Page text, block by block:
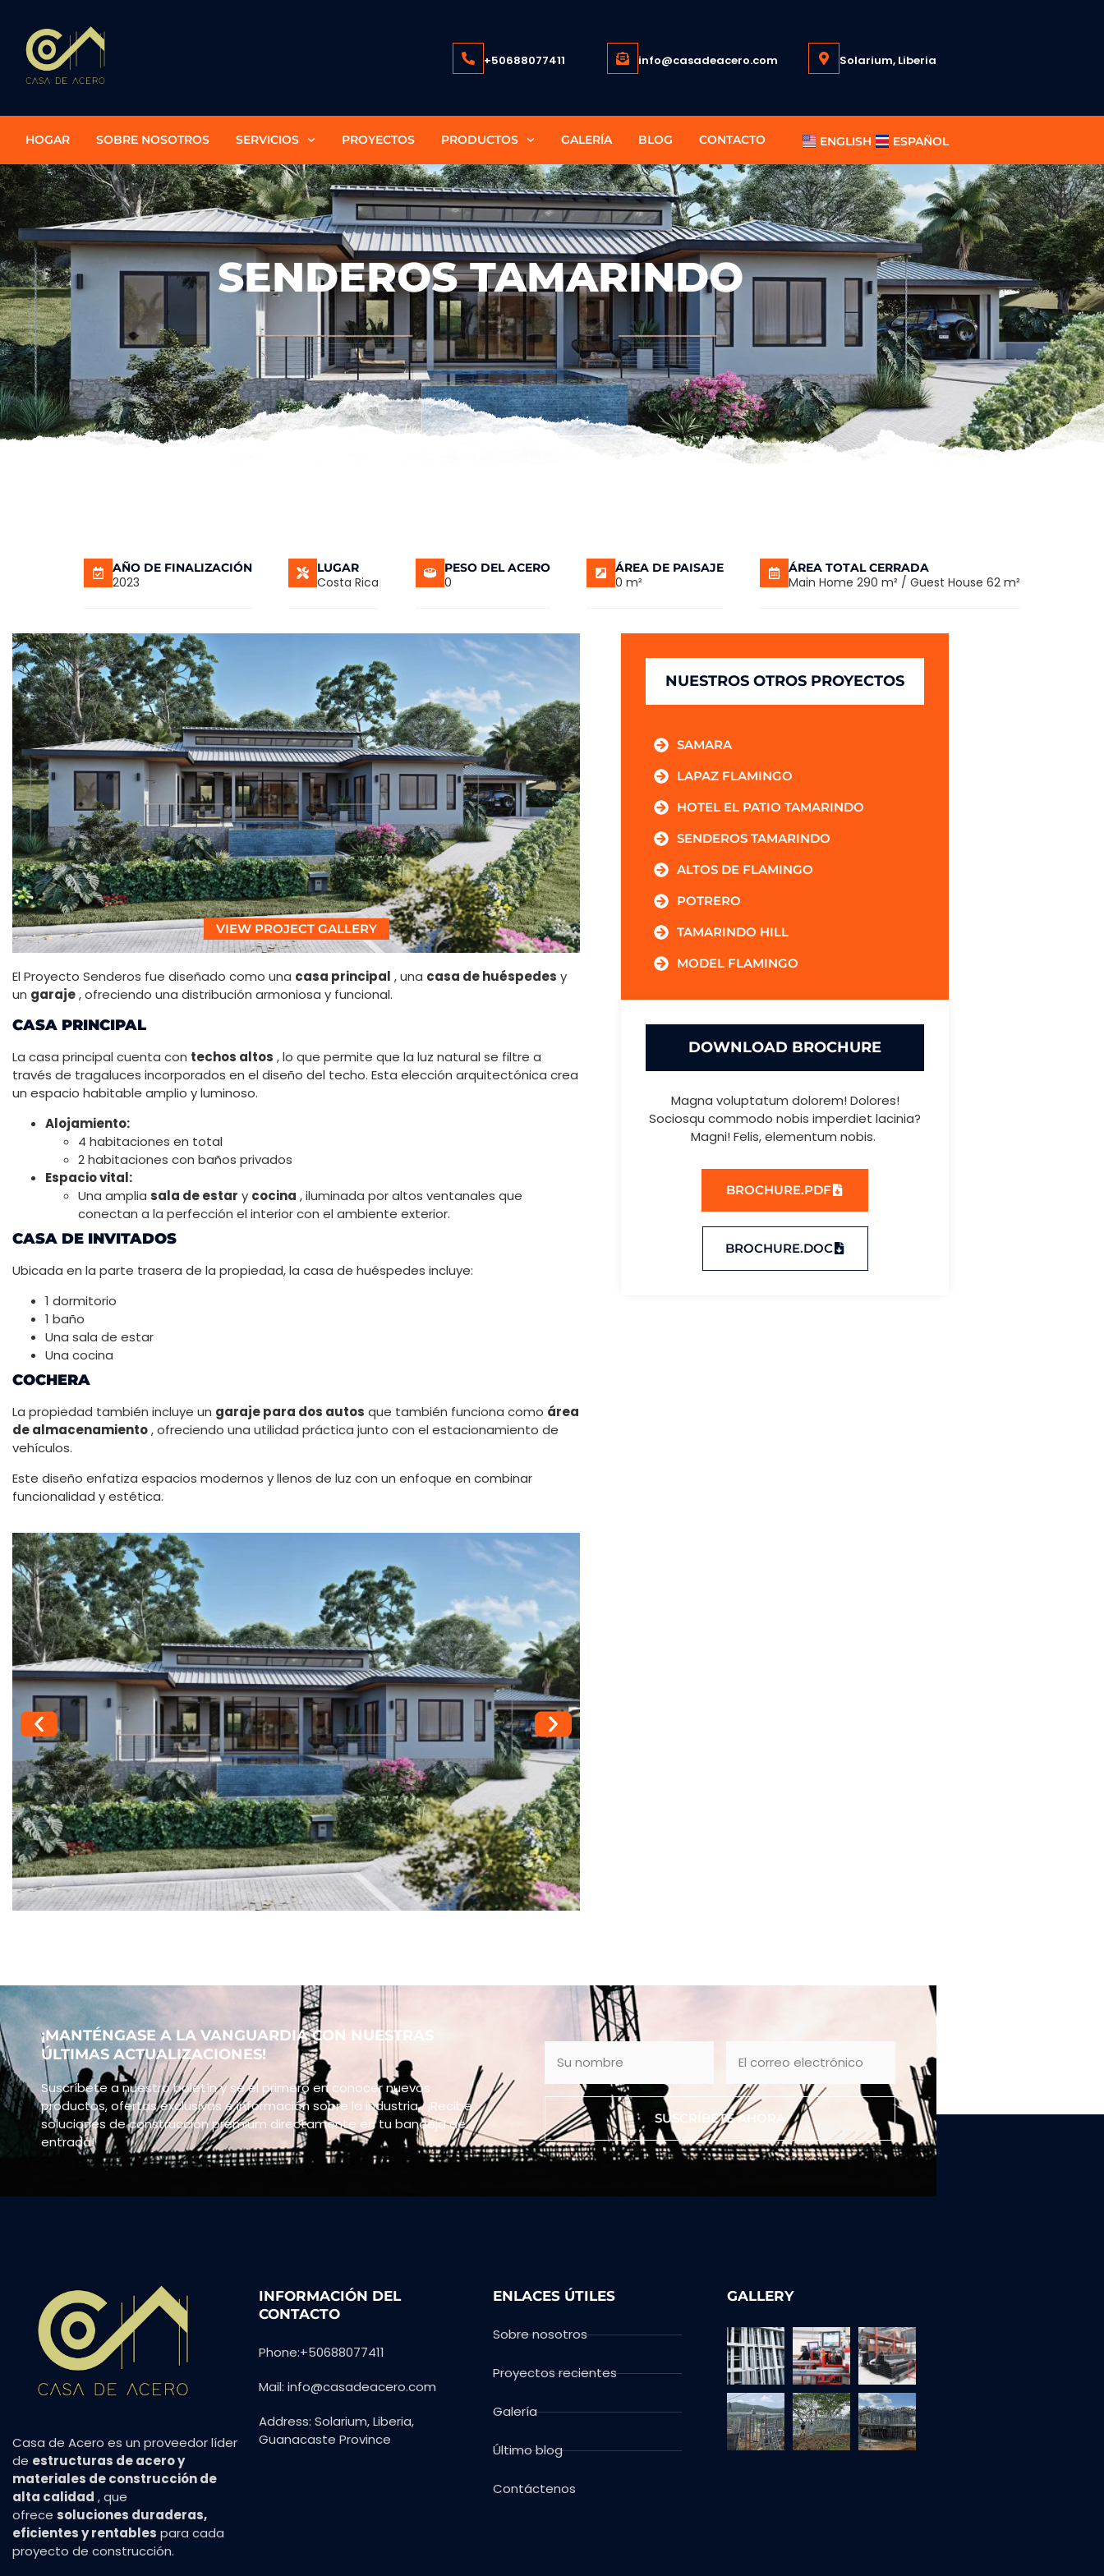
+50688077411 info@casadeacero.com Solarium, Liberia
HOGAR SOBRE NOSOTROS SERVICIOS PROYECTOS PRODUCTOS GALERÍA BLOG CONTACTO ENGLISH ESPAÑOL
SENDEROS TAMARINDO
AÑO DE FINALIZACIÓN
2023
LUGAR
Costa Rica
PESO DEL ACERO
0
ÁREA DE PAISAJE
0 m²
ÁREA TOTAL CERRADA
Main Home 290 m² / Guest House 62 m²
VIEW PROJECT GALLERY
El Proyecto Senderos fue diseñado como una casa principal , una casa de huéspedes y
un garaje, ofreciendo una distribución armoniosa y funcional.
CASA PRINCIPAL
La casa principal cuenta con techos altos , lo que permite que la luz natural se filtre a
través de tragaluces incorporados en el diseño del techo. Esta elección arquitectónica crea
un espacio habitable amplio y luminoso.
Alojamiento:
4 habitaciones en total
2 habitaciones con baños privados
Espacio vital:
Una amplia sala de estar y cocina , iluminada por altos ventanales que
conectan a la perfección el interior con el ambiente exterior.
CASA DE INVITADOS
Ubicada en la parte trasera de la propiedad, la casa de huéspedes incluye:
1 dormitorio
1 baño
Una sala de estar
Una cocina
COCHERA
La propiedad también incluye un garaje para dos autos que también funciona como área
de almacenamiento, ofreciendo una utilidad práctica junto con el estacionamiento de
vehículos.
Este diseño enfatiza espacios modernos y llenos de luz con un enfoque en combinar
funcionalidad y estética.
NUESTROS OTROS PROYECTOS
SAMARA
LAPAZ FLAMINGO
HOTEL EL PATIO TAMARINDO
SENDEROS TAMARINDO
ALTOS DE FLAMINGO
POTRERO
TAMARINDO HILL
MODEL FLAMINGO
DOWNLOAD BROCHURE
Magna voluptatum dolorem! Dolores!
Sociosqu commodo nobis imperdiet lacinia?
Magni! Felis, elementum nobis.
BROCHURE.PDF
BROCHURE.DOC
¡MANTÉNGASE A LA VANGUARDIA CON NUESTRAS
ÚLTIMAS ACTUALIZACIONES!
Suscríbete a nuestro boletín y sé el primero en conocer nuevos
productos, ofertas exclusivas e información sobre la industria . ¡Recibe
soluciones de construcción premium directamente en tu bandeja de
entrada!
SUSCRÍBETE AHORA
Casa de Acero es un proveedor líder
de estructuras de acero y
materiales de construcción de
alta calidad , que
ofrece soluciones duraderas,
eficientes y rentables para cada
proyecto de construcción.
INFORMACIÓN DEL
CONTACTO
Phone:+50688077411
Mail: info@casadeacero.com
Address: Solarium, Liberia,
Guanacaste Province
ENLACES ÚTILES
Sobre nosotros
Proyectos recientes
Galería
Último blog
Contáctenos
GALLERY